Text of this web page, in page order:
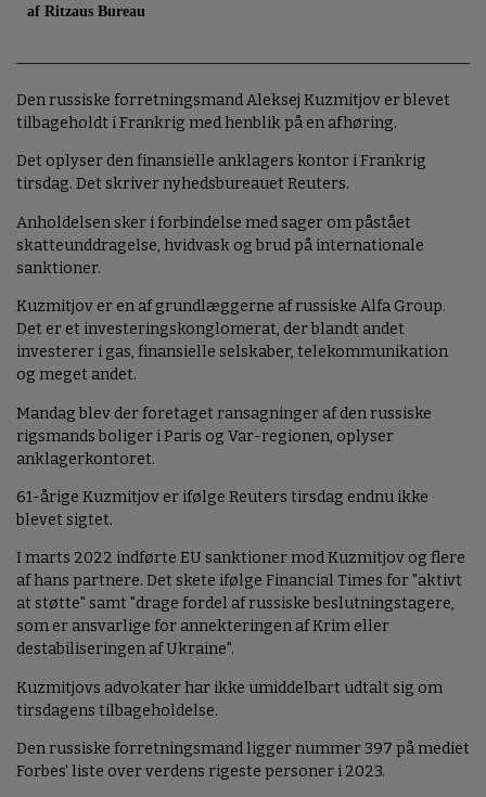
af Ritzaus Bureau
Den russiske forretningsmand Aleksej Kuzmitjov er blevet
tilbageholdt i Frankrig med henblik på en afhøring.
Det oplyser den finansielle anklagers kontor i Frankrig
tirsdag. Det skriver nyhedsbureauet Reuters.
Anholdelsen sker i forbindelse med sager om påstået
skatteunddragelse, hvidvask og brud på internationale
sanktioner.
Kuzmitjov er en af grundlæggerne af russiske Alfa Group.
Det er et investeringskonglomerat, der blandt andet
investerer i gas, finansielle selskaber, telekommunikation
og meget andet.
Mandag blev der foretaget ransagninger af den russiske
rigsmands boliger i Paris og Var-regionen, oplyser
anklagerkontoret.
61-årige Kuzmitjov er ifølge Reuters tirsdag endnu ikke
blevet sigtet.
I marts 2022 indførte EU sanktioner mod Kuzmitjov og flere
af hans partnere. Det skete ifølge Financial Times for "aktivt
at støtte" samt "drage fordel af russiske beslutningstagere,
som er ansvarlige for annekteringen af Krim eller
destabiliseringen af Ukraine".
Kuzmitjovs advokater har ikke umiddelbart udtalt sig om
tirsdagens tilbageholdelse.
Den russiske forretningsmand ligger nummer 397 på mediet
Forbes' liste over verdens rigeste personer i 2023.